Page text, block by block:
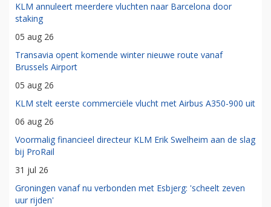
KLM annuleert meerdere vluchten naar Barcelona door
staking
05 aug 26
Transavia opent komende winter nieuwe route vanaf
Brussels Airport
05 aug 26
KLM stelt eerste commerciële vlucht met Airbus A350-900 uit
06 aug 26
Voormalig financieel directeur KLM Erik Swelheim aan de slag
bij ProRail
31 jul 26
Groningen vanaf nu verbonden met Esbjerg: 'scheelt zeven
uur rijden'